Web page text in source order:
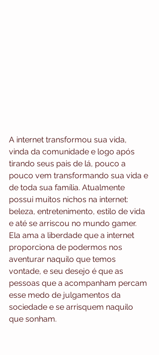
A internet transformou sua vida,
vinda da comunidade e logo após
tirando seus pais de lá, pouco a
pouco vem transformando sua vida e
de toda sua família. Atualmente
possui muitos nichos na internet:
beleza, entretenimento, estilo de vida
e até se arriscou no mundo gamer.
Ela ama a liberdade que a internet
proporciona de podermos nos
aventurar naquilo que temos
vontade, e seu desejo é que as
pessoas que a acompanham percam
esse medo de julgamentos da
sociedade e se arrisquem naquilo
que sonham.